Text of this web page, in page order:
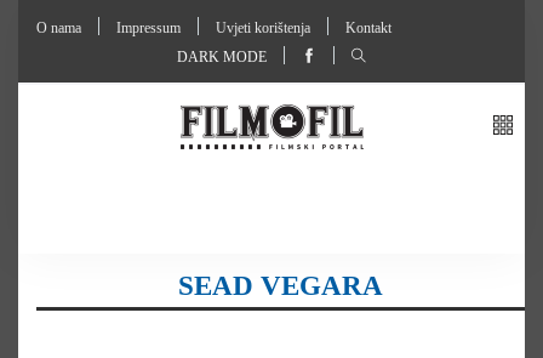
O nama Impressum Uvjeti korištenja
Kontakt
DARK MODE
SEAD VEGARA